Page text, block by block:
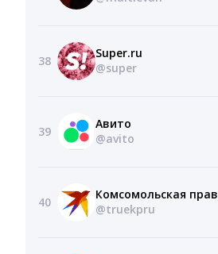
38
Super.ru
@super
39
Авито
@avito
40
@truekpru